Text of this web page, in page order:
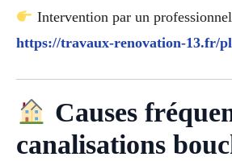
Intervention par un
https://travaux-renovation-13.fr/
Causes
canalisations